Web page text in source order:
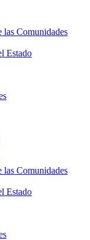
las Comunidades
Estado
las Comunidades
Estado